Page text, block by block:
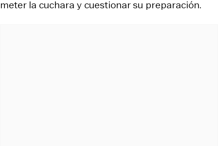
meter la cuchara y cuestionar su preparación.